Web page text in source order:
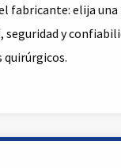
fabricante: elija una
seguridad y